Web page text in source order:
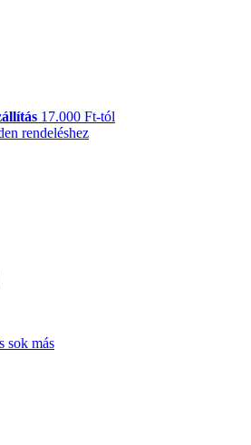
17.000 Ft-tól
rendeléshez
sok más